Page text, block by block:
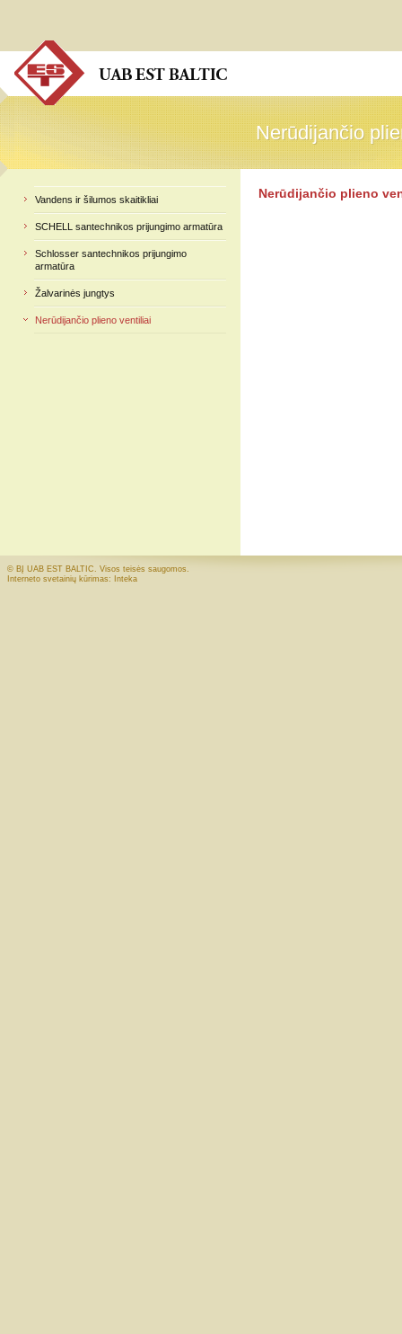
Nerūdijančio
Nerūdijančio
Vandens ir šilumos skaitikliai
SCHELL santechnikos prijungimo armatūra
Schlosser santechnikos prijungimo
armatūra
Žalvarinės jungtys
Nerūdijančio plieno ventiliai
Nerūdijančio plieno
© BĮ UAB EST BALTIC. Visos teisės saugomos.
Interneto svetainių kūrimas: Inteka